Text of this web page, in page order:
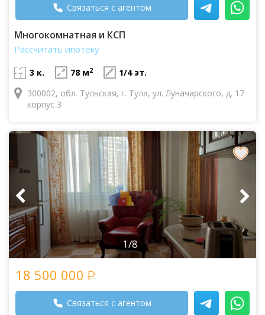
Связаться с агентом
Многокомнатная и КСП
Рассчитать ипотеку
3 к. 78 м2
1/4 эт.
300002, обл. Тульская, г. Тула, ул. Луначарского, д. 17
корпус 3
1/8
18 500 000
Связаться с агентом